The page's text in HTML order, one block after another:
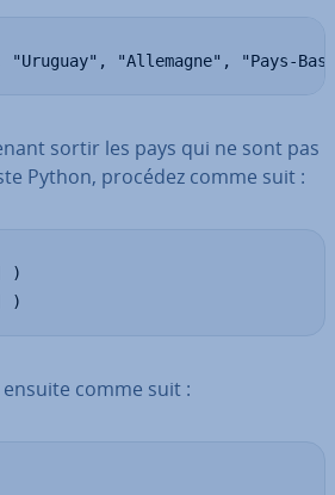
"Allemagne", "Pays-
sortir les pays qui ne sont pas
Python, procédez comme suit :
)
)
comme suit :